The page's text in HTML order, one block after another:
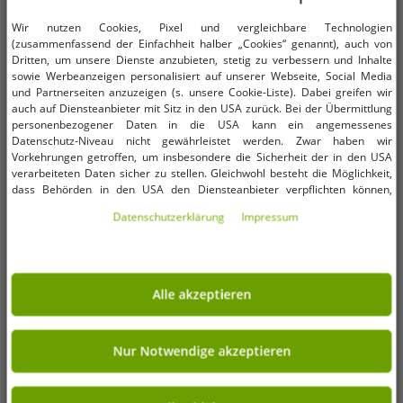
siehe Beschreibung)
GLIBBI DINO Surprise gefüllte
Kinder Badebomben mit
Dinosaurier Sammelfiguren ab 3
Jahren 100gr 105953717 Blau, Grün
oder Orange
UVP:3,99 €* 1,99 €
In den Warenkorb
siehe Beschreibung)
GLIBBI Badekugeln Blubber
Sprudelnder Badezusatz für Kinder
ab 3 Jahren 4x Badebomben mit
Farbe & Duft Bunt
UVP:5,99 €* 1,99 €
In den Warenkorb
-67% -70%
Wir nutzen Cookies, Pixel und vergleichbare Technologien
(zusammenfassend der Einfachheit halber „Cookies“ genannt), auch von
Dritten, um unsere Dienste anzubieten, stetig zu verbessern und Inhalte
sowie Werbeanzeigen personalisiert auf unserer Webseite, Social Media
und Partnerseiten anzuzeigen (s. unsere Cookie-Liste). Dabei greifen wir
auch auf Diensteanbieter mit Sitz in den USA zurück. Bei der Übermittlung
personenbezogener Daten in die USA kann ein angemessenes
Datenschutz-Niveau nicht gewährleistet werden. Zwar haben wir
Vorkehrungen getroffen, um insbesondere die Sicherheit der in den USA
verarbeiteten Daten sicher zu stellen. Gleichwohl besteht die Möglichkeit,
dass Behörden in den USA den Diensteanbieter verpflichten können,
im Einzelfall auf Basis entsprechender US-Gesetzgebung, ein wirksamer
Zugriff informiert wirst. Mit Deiner Einwilligung gem. Art. 49 Abs. 1 lit. a
DSGVO erklärst Du Dich in die Übermittlung in die USA für einverstanden
(s.a. unsere Datenschutzerklärung). Du hast die Wahl, ob nur notwendige
Cookies verwendet werden sollen oder ob Du darüber hinaus weitere
Cookies akzeptieren möchtest. Standardmäßig sind nur notwendige Dienste
aktiv, was Du unter „Nur Notwendige akzeptieren verwenden“ bestätigen
kannst. Du kannst Deine Einwilligung entweder für „Alle akzeptieren“
erklären oder unter „Weitere Einstellungen“ an Deine Wünsche anpassen.
Deine Einwilligung kannst Du jederzeit über „Datenschutz-Einstellungen“
Daten­schutz­erklärung Impressum
Alle akzeptieren
Nur Notwendige akzeptieren